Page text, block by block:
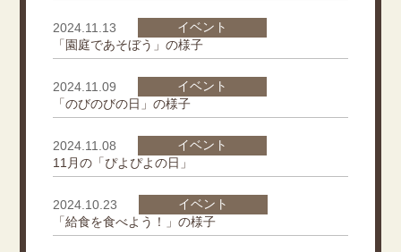
2024.11.13
イベント
「園庭であそぼう」の様子
2024.11.09
イベント
「のびのびの日」の様子
2024.11.08
イベント
11月の「ぴよぴよの日」
2024.10.23
イベント
「給食を食べよう！」の様子